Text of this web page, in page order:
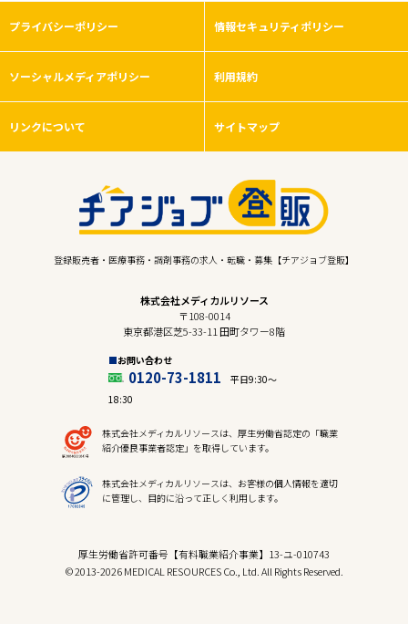
プライバシーポリシー 情報セキュリティポリシー
ソーシャルメディアポリシー 利用規約
リンクについて サイトマップ
登録販売者・医療事務・調剤事務の求人・転職・募集【チアジョブ登販】
株式会社メディカルリソース
〒108-0014
東京都港区芝5-33-11 田町タワー8階
お問い合わせ
0120-73-1811
平日9:30〜
18:30
株式会社メディカルリソースは、厚生労働省認定の「職業
紹介優良事業者認定」を取得しています。
株式会社メディカルリソースは、お客様の個人情報を適切
に管理し、目的に沿って正しく利用します。
厚生労働省許可番号【有料職業紹介事業】13-ユ-010743
© 2013-2026 MEDICAL RESOURCES Co., Ltd. All Rights Reserved.